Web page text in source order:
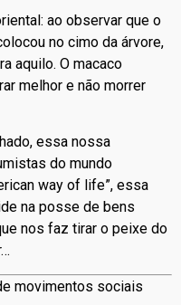
ao observar que o
no cimo da árvore,
aquilo. O macaco
melhor e não morrer
essa nossa
do mundo
way of life”, essa
na posse de bens
nos faz tirar o peixe do
movimentos sociais